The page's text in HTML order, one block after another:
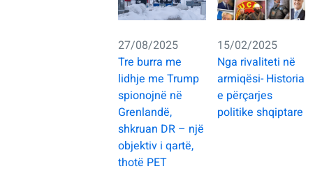
27/08/2025
Tre burra me
lidhje me Trump
spionojnë në
Grenlandë,
shkruan DR – një
objektiv i qartë,
thotë PET
15/02/2025
Nga rivaliteti në
armiqësi- Historia
e përçarjes
politike shqiptare